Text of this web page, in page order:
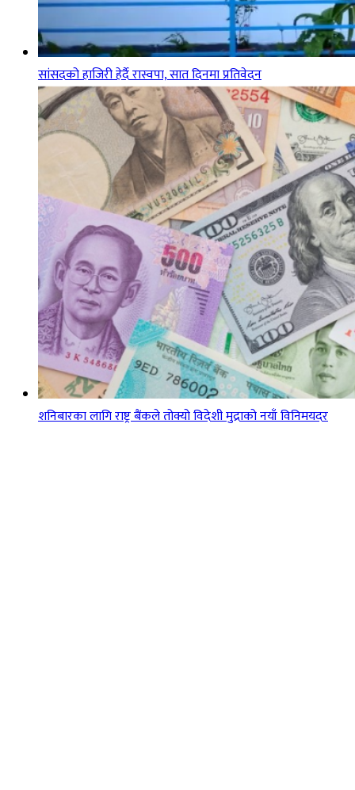
सांसदको हाजिरी हेर्दै रास्वपा, सात दिनमा प्रतिवेदन
शनिबारका लागि राष्ट्र बैंकले तोक्यो विदेशी मुद्राको नयाँ विनिमयदर